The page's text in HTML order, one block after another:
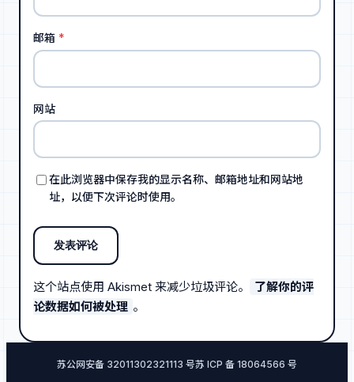
邮箱 *
网站
在此浏览器中保存我的显示名称、邮箱地址和网站地
址，以便下次评论时使用。
这个站点使用 Akismet 来减少垃圾评论。
了解你的评
论数据如何被处理 。
苏公网安备 32011302321113 号苏 ICP 备 18064566 号